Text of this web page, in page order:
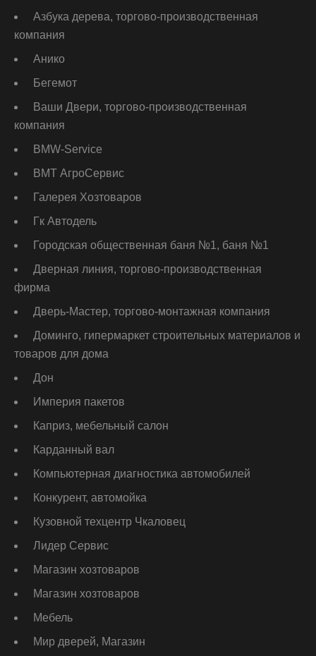
Азбука дерева, торгово-производственная
компания
Анико
Бегемот
Ваши Двери, торгово-производственная
компания
ВМW-Service
ВМТ АгроСервис
Галерея Хозтоваров
Гк Автодель
Городская общественная баня №1, баня №1
Дверная линия, торгово-производственная
фирма
Дверь-Мастер, торгово-монтажная компания
Доминго, гипермаркет строительных материалов и
товаров для дома
Дон
Империя пакетов
Каприз, мебельный салон
Карданный вал
Компьютерная диагностика автомобилей
Конкурент, автомойка
Кузовной техцентр Чкаловец
Лидер Сервис
Магазин хозтоваров
Магазин хозтоваров
Мебель
Мир дверей, Магазин